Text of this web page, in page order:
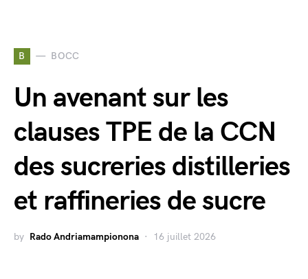
B BOCC
Un avenant sur les
clauses TPE de la CCN
des sucreries distilleries
et raffineries de sucre
by Rado Andriamampionona 16 juillet 2026